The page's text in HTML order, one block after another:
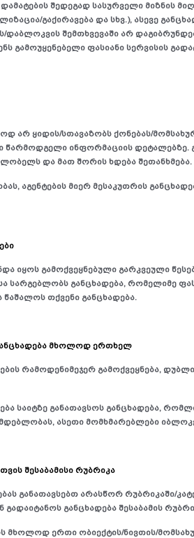
შედეგად სასურველი მიზნის
გაქირავება და სხვ.), ასევე
დაბლოკვის შემთხვევაში არ
გამოუყენებელი ფასიანი სერვისის
არ ყიდის/სთავაზობს ქონებას/
წარმოდგელი ინფორმაციის
და მათ შორის ხდება შეთანხმება.
აგენტების მიერ მესაკუთრის
იყოს გამოქვეყნებული გარკვეული
სარგებლობს განცხადება, რომელიმე
თქვენი განცხადება.
მხოლოდ ერთხელ
რამოდენიმეჯერ გამოქვეყნება,
საიტზე განათავსოს განცხადება,
ასეთი მომხმარებლები
შესაბამისი რუბრიკა
განათავსებთ არასწორ რუბრიკაში/
განცხადება შესაბამის
მხოლოდ ერთი ობიექტის/ნივთის/